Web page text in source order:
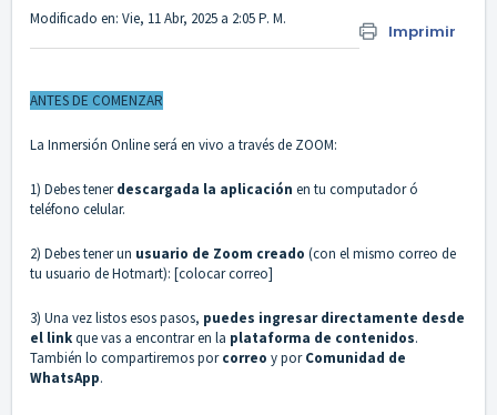
Imprimir
Modificado en: Vie, 11 Abr, 2025 a 2:05 P. M.
ANTES DE COMENZAR
La Inmersión Online será en vivo a través de ZOOM:
1) Debes tenerdescargada la aplicación en tu computador ó
teléfono celular.
2) Debes tener un usuario de Zoom creado (con el mismo correo de
tu usuario de Hotmart): [colocar correo]
3) Una vez listos esos pasos, puedes ingresar directamente desde
el linkque vas a encontrar en la plataforma de contenidos.
También lo compartiremos porcorreo y porComunidad de
WhatsApp.